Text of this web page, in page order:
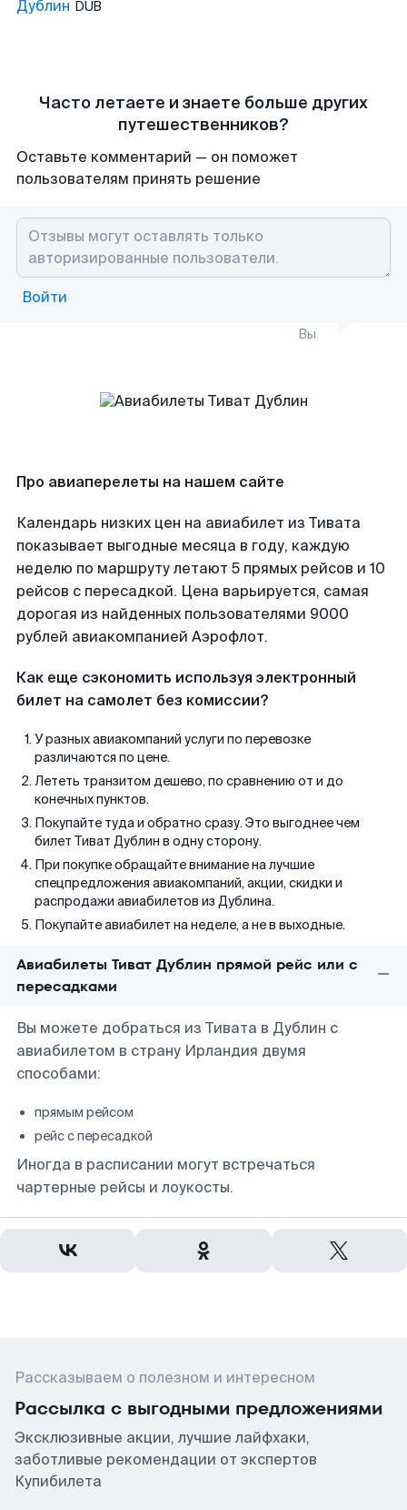
Дублин DUB
Часто летаете и знаете больше других
путешественников?
Оставьте комментарий — он поможет
пользователям принять решение
Войти
Вы
Про авиаперелеты на нашем сайте
Календарь низких цен на авиабилет из Тивата
показывает выгодные месяца в году, каждую
неделю по маршруту летают 5 прямых рейсов и 10
рейсов с пересадкой. Цена варьируется, самая
дорогая из найденных пользователями 9000
рублей авиакомпанией Аэрофлот.
Как еще сэкономить используя электронный
билет на самолет без комиссии?
У разных авиакомпаний услуги по перевозке
различаются по цене.
Лететь транзитом дешево, по сравнению от и до
конечных пунктов.
Покупайте туда и обратно сразу. Это выгоднее чем
билет Тиват Дублин в одну сторону.
При покупке обращайте внимание на лучшие
спецпредложения авиакомпаний, акции, скидки и
распродажи авиабилетов из Дублина.
Покупайте авиабилет на неделе, а не в выходные.
Авиабилеты Тиват Дублин прямой рейс или с
пересадками
Вы можете добраться из Тивата в Дублин с
авиабилетом в страну Ирландия двумя
способами:
прямым рейсом
рейс с пересадкой
Иногда в расписании могут встречаться
чартерные рейсы и лоукосты.
Рассказываем о полезном и интересном
Рассылка с выгодными предложениями
Эксклюзивные акции, лучшие лайфхаки,
заботливые рекомендации от экспертов
Купибилета